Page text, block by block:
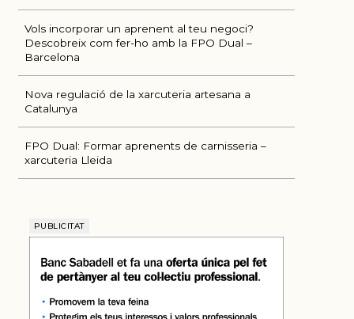
Vols incorporar un aprenent al teu negoci?
Descobreix com fer-ho amb la FPO Dual –
Barcelona
Nova regulació de la xarcuteria artesana a
Catalunya
FPO Dual: Formar aprenents de carnisseria –
xarcuteria Lleida
PUBLICITAT